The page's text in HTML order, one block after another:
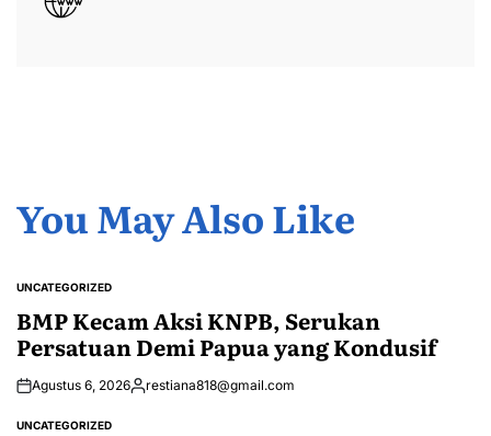
You May Also Like
POSTED
UNCATEGORIZED
BMP Kecam Aksi KNPB, Serukan
Persatuan Demi Papua yang Kondusif
Agustus 6, 2026Posted
restiana818@gmail.com
POSTED
UNCATEGORIZED